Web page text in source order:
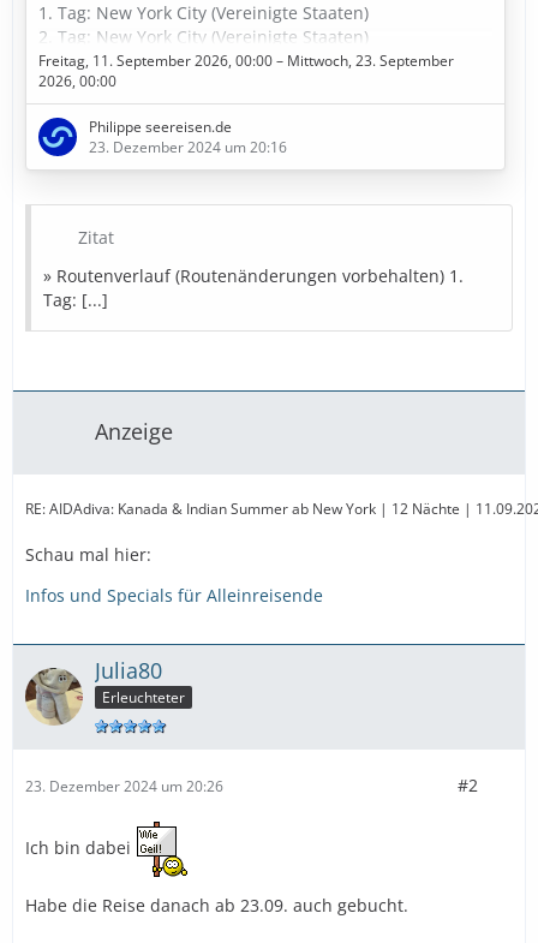
1. Tag: New York City (Vereinigte Staaten)
2. Tag: New York City (Vereinigte Staaten)
3. Tag: Seetag
4. Tag: Halifax (Kanada)
5. Tag: Halifax (Kanada)
6. Tag: Saint John (Kanada)
7. Tag: Seetag
9. Tag: Portland (Vereinigte Staaten)
10. Tag: Seetag
12. Tag: New York City (Vereinigte Staaten)
13. Tag: New York City (Vereinigte Staaten)
Freitag, 11. September 2026, 00:00 – Mittwoch, 23. September
2026, 00:00
Philippe seereisen.de
23. Dezember 2024 um 20:16
Zitat
» Routenverlauf (Routenänderungen vorbehalten) 1.
Tag: [...]
Anzeige
RE: AIDAdiva: Kanada & Indian Summer ab New York | 12 Nächte |
Schau mal hier:
Infos und Specials für Alleinreisende
Julia80
Erleuchteter
23. Dezember 2024 um 20:26 #2
Ich bin dabei
Habe die Reise danach ab 23.09. auch gebucht.